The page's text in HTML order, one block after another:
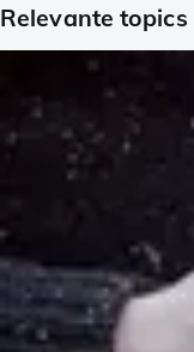
Relevante topics